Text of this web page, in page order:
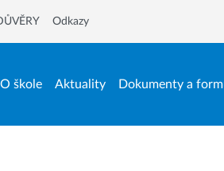
O škole Aktuality Dokumenty a
Odkazy